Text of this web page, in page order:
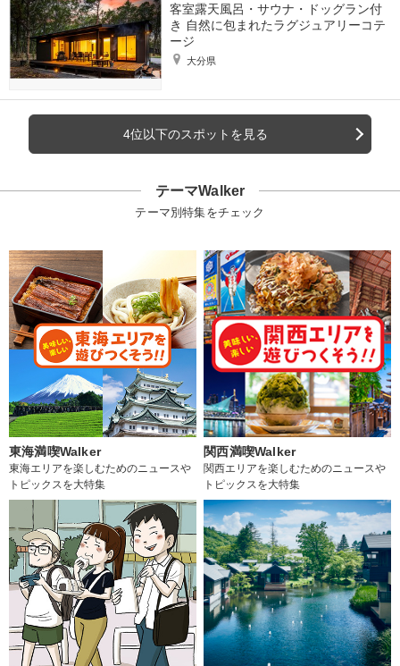
客室露天風呂・サウナ・ドッグラン付
き 自然に包まれたラグジュアリーコテ
ージ
大分県
4位以下のスポットを見る
テーマWalker
テーマ別特集をチェック
東海満喫Walker
東海エリアを楽しむためのニュースや
トピックスを大特集
関西満喫Walker
関西エリアを楽しむためのニュースや
トピックスを大特集